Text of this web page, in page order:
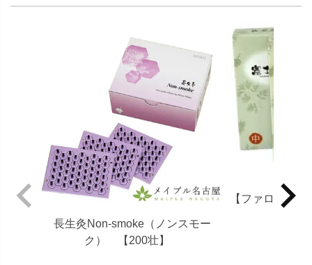
長生灸Non-smoke（ノンスモー
ク） 【200壮】
【ファロス